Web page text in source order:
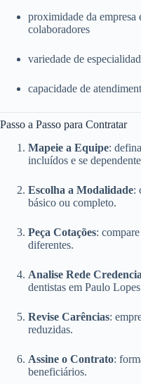
proximidade da empresa
colaboradores
variedade de
capacidade de
Passo a Passo para Contratar
Mapeie a Equipe:
incluídos e se
Escolha a Modalidade:
básico ou completo.
Peça Cotações:
diferentes.
Analise Rede
dentistas em Paulo
Revise Carências:
reduzidas.
Assine o Contrato:
beneficiários.